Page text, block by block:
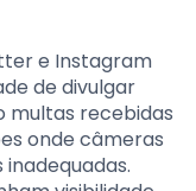
e Instagram
de divulgar
multas recebidas
onde câmeras